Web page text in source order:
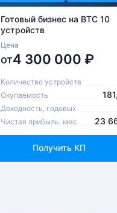
Готовый бизнес на BTC 10
устройств
Цена
от4 300 000 ₽
Количество устройств
Окупаемость
Доходность, годовых
Чистая прибыль, мес 23
Получить КП